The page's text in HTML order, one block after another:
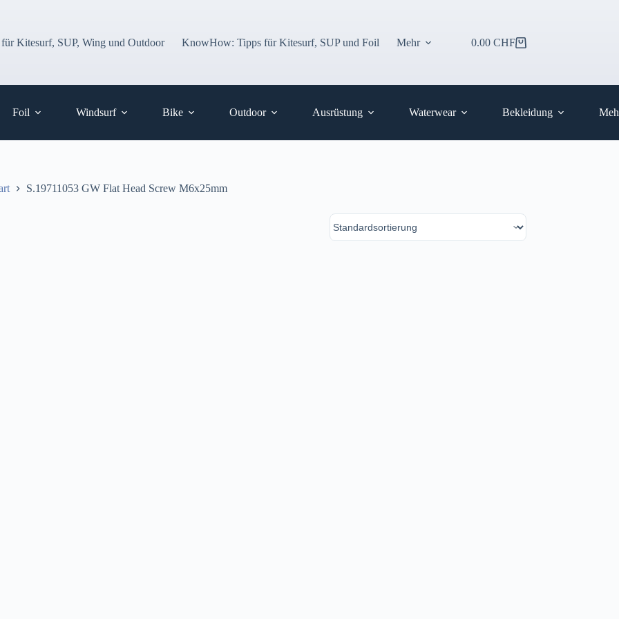
für Kitesurf, SUP, Wing und Outdoor
KnowHow: Tipps für Kitesurf, SUP und Foil Mehr Warenkorb
0.00 CHF
Foil Windsurf Bike Outdoor Ausrüstung Waterwear Bekleidung
S.19711053 GW Flat Head Screw M6x25mm